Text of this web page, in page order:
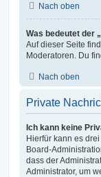
Nach oben
Was bedeutet der
Auf dieser Seite
Moderatoren. Du
Nach oben
Private
Ich kann keine
Hierfür kann es
Board-
dass der
Administrator, um